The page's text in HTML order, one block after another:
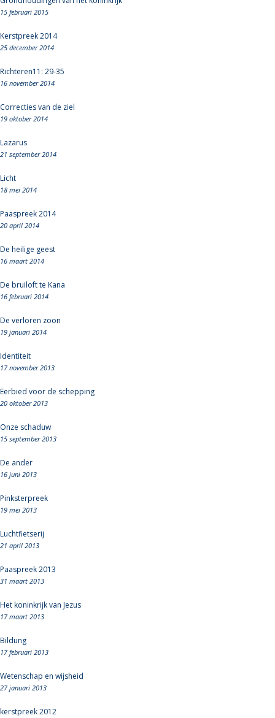
15 februari 2015
Kerstpreek 2014
25 december 2014
Richteren11: 29-35
16 november 2014
Correcties van de ziel
19 oktober 2014
Lazarus
21 september 2014
Licht
18 mei 2014
Paaspreek 2014
20 april 2014
De heilige geest
16 maart 2014
De bruiloft te Kana
16 februari 2014
De verloren zoon
19 januari 2014
Identiteit
17 november 2013
Eerbied voor de schepping
20 oktober 2013
Onze schaduw
15 september 2013
De ander
16 juni 2013
Pinksterpreek
19 mei 2013
Luchtfietserij
21 april 2013
Paaspreek 2013
31 maart 2013
Het koninkrijk van Jezus
17 maart 2013
Bildung
17 februari 2013
Wetenschap en wijsheid
27 januari 2013
kerstpreek 2012